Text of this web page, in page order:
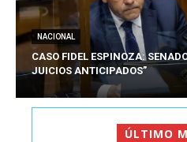
NACIONAL
CASO FIDEL ESPINOZA:
JUICIOS ANTICIPADOS”
ÚLTIMO